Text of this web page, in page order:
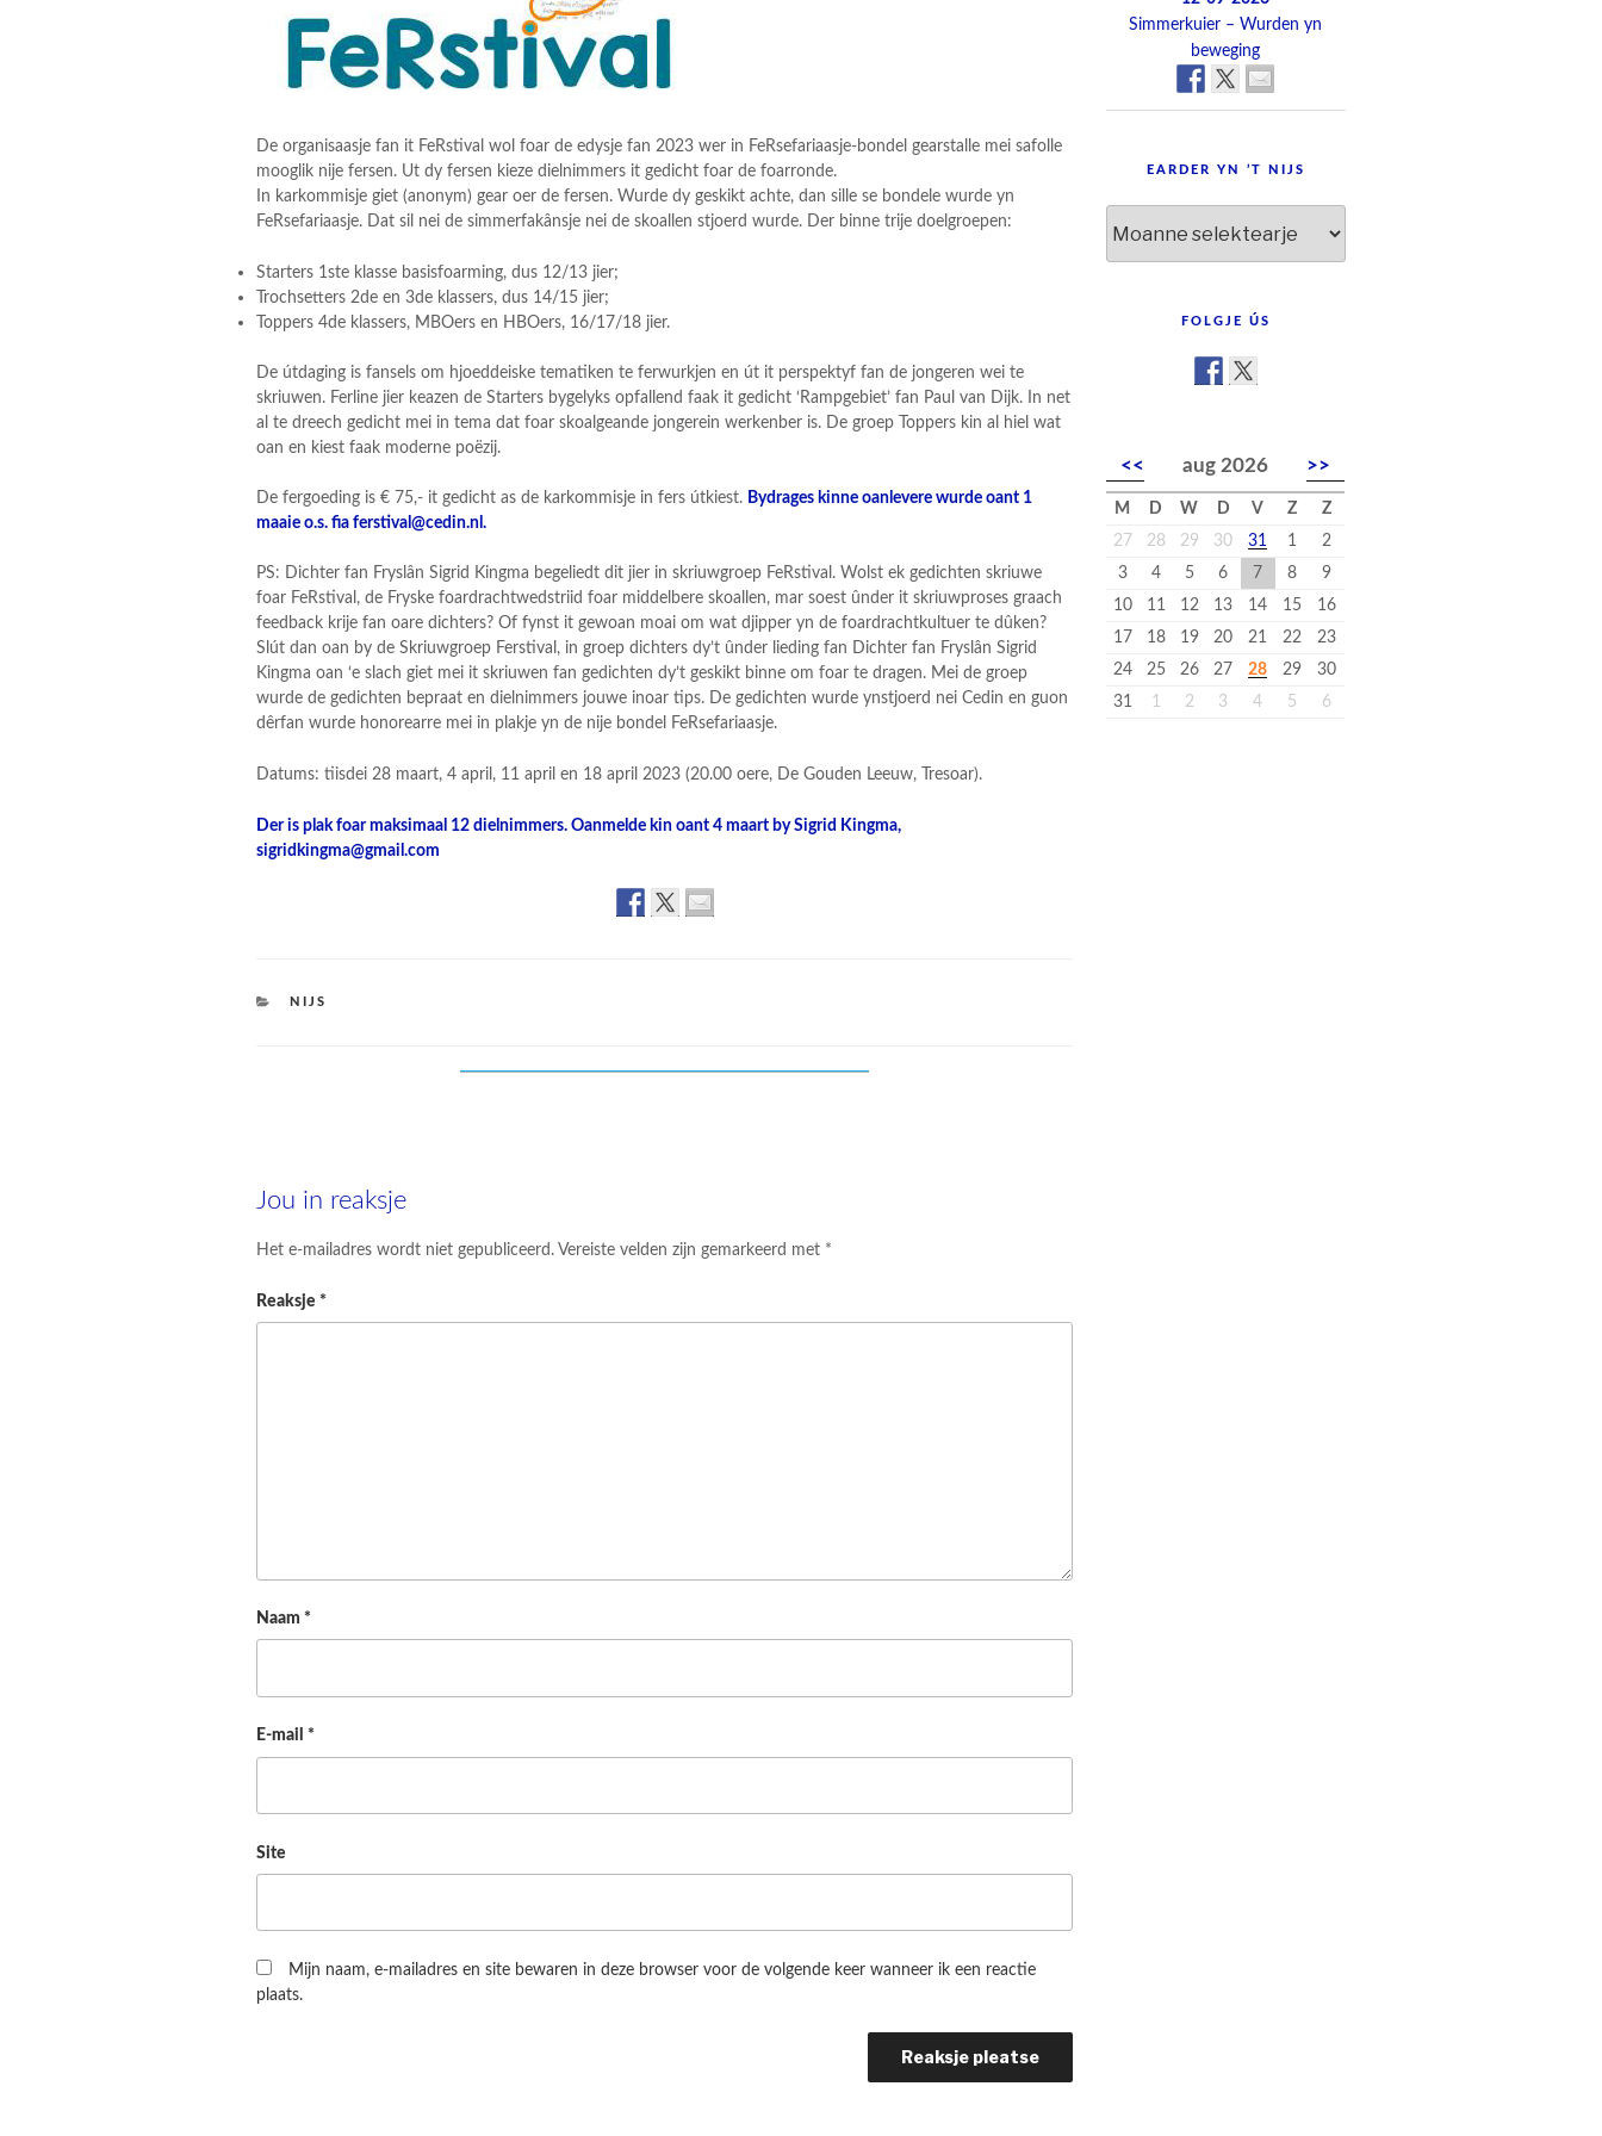
De organisaasje fan it FeRstival wol foar de edysje fan 2023 wer in FeRsefariaasje-bondel gearstalle mei safolle
mooglik nije fersen. Ut dy fersen kieze dielnimmers it gedicht foar de foarronde.
In karkommisje giet (anonym) gear oer de fersen. Wurde dy geskikt achte, dan sille se bondele wurde yn
FeRsefariaasje. Dat sil nei de simmerfakânsje nei de skoallen stjoerd wurde. Der binne trije doelgroepen:
Starters 1ste klasse basisfoarming, dus 12/13 jier;
Trochsetters 2de en 3de klassers, dus 14/15 jier;
Toppers 4de klassers, MBOers en HBOers, 16/17/18 jier.
De útdaging is fansels om hjoeddeiske tematiken te ferwurkjen en út it perspektyf fan de jongeren wei te
skriuwen. Ferline jier keazen de Starters bygelyks opfallend faak it gedicht ‘Rampgebiet’ fan Paul van Dijk. In net
al te dreech gedicht mei in tema dat foar skoalgeande jongerein werkenber is. De groep Toppers kin al hiel wat
oan en kiest faak moderne poëzij.
De fergoeding is € 75,- it gedicht as de karkommisje in fers útkiest. Bydrages kinne oanlevere wurde oant 1
maaie o.s. fia ferstival@cedin.nl.
PS: Dichter fan Fryslân Sigrid Kingma begeliedt dit jier in skriuwgroep FeRstival. Wolst ek gedichten skriuwe
foar FeRstival, de Fryske foardrachtwedstriid foar middelbere skoallen, mar soest ûnder it skriuwproses graach
feedback krije fan oare dichters? Of fynst it gewoan moai om wat djipper yn de foardrachtkultuer te dûken?
Slút dan oan by de Skriuwgroep Ferstival, in groep dichters dy’t ûnder lieding fan Dichter fan Fryslân Sigrid
Kingma oan ‘e slach giet mei it skriuwen fan gedichten dy’t geskikt binne om foar te dragen. Mei de groep
wurde de gedichten bepraat en dielnimmers jouwe inoar tips. De gedichten wurde ynstjoerd nei Cedin en guon
dêrfan wurde honorearre mei in plakje yn de nije bondel FeRsefariaasje.
Datums: tiisdei 28 maart, 4 april, 11 april en 18 april 2023 (20.00 oere, De Gouden Leeuw, Tresoar).
Der is plak foar maksimaal 12 dielnimmers. Oanmelde kin oant 4 maart by Sigrid Kingma,
sigridkingma@gmail.com
CATEGORIES
NIJS
Jou in reaksje
Het e-mailadres wordt niet gepubliceerd. Vereiste velden zijn gemarkeerd met *
Reaksje*
Naam*
E-mail*
Site
Mijn naam, e-mailadres en site bewaren in deze browser voor de volgende keer wanneer ik een reactie
plaats.
Simmerkuier – Wurden yn
beweging
EARDER YN ’T NIJS
yn
FOLGJE ÚS
<< aug 2026 >>
M D W D V Z
Z
27
28 29 30 31 1
2
3
4 5 6 7 8
9
10
11 12 13 14 15
16
17
18 19 20 21 22
23
24
25 26 27 28 29
30
31
1 2 3 4 5 6